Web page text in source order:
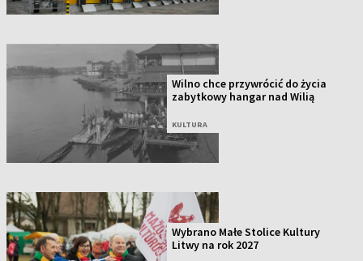
Wilno chce przywrócić do życia
zabytkowy hangar nad Wilią
KULTURA
Wybrano Małe Stolice Kultury
Litwy na rok 2027